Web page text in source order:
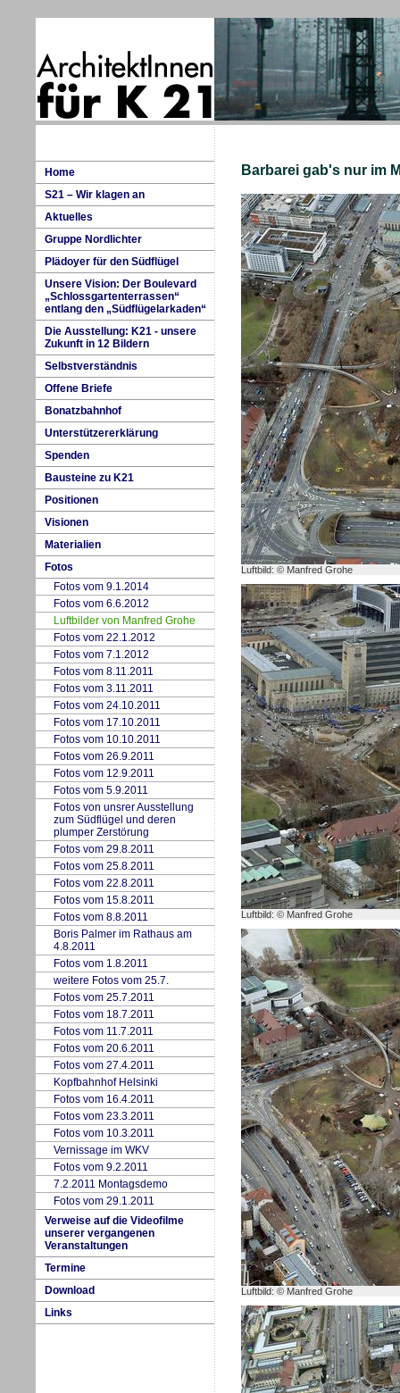
Barbarei gab's nur im
Luftbild: © Manfred Grohe
Luftbild: © Manfred Grohe
Luftbild: © Manfred Grohe
Home
S21 – Wir klagen an
Aktuelles
Gruppe Nordlichter
P lädoyer für den Südflügel
Unsere Vision: Der Boulevard
„Schlossgartenterrassen“
entlang den „Südflügelarkaden“
Die Ausstellung: K21 - unsere
Zukunft in 12 Bildern
Se lbstverständnis
Offene Briefe
Bonatzbahnhof
Unterstützererklärung
Spenden
Bausteine zu K21
Positionen
Visionen
Materialien
Fotos
Fotos vom 9.1.2014
Fotos vom 6.6.2012
Luftbilder von Manfred Grohe
Fotos vom 22.1.2012
Fotos vom 7.1.2012
Fotos vom 8.11.2011
Fotos vom 3.11.2011
Fotos vom 24.10.2011
Fotos vom 17.10.2011
Fotos vom 10.10.2011
Fotos vom 26.9.2011
Fotos vom 12.9.2011
Fotos vom 5.9.2011
Fotos von unsrer Ausstellung
zum Südflügel und deren
plumper Zerstörung
Fotos vom 29.8.2011
Fotos vom 25.8.2011
Fotos vom 22.8.2011
Fotos vom 15.8.2011
Fotos vom 8.8.2011
Boris Pa mer im Rathaus am
4.8.2011
Fotos vom 1.8.2011
weitere Fotos vom 25.7.
Fotos vom 25.7.2011
Fotos vom 18.7.2011
Fotos vom 11.7.2011
Fotos vom 20.6.2011
Fotos vom 27.4.2011
Kopfbahnhof Helsinki
Fotos vom 16.4.2011
Fotos vom 23.3.2011
Fotos vom 10.3.2011
Vernissage im WKV
Fotos vom 9.2.2011
7.2.2011 Montagsdemo
Fotos vom 29.1.2011
Verweise auf die Videofilme
unserer vergangenen
Veranstaltungen
Termine
Download
Links